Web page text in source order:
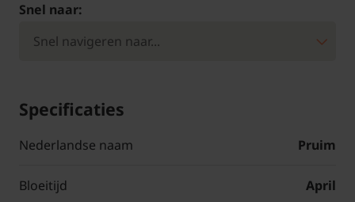
Snel naar:
Specificaties
Nederlandse naam Pruim
Bloeitijd April